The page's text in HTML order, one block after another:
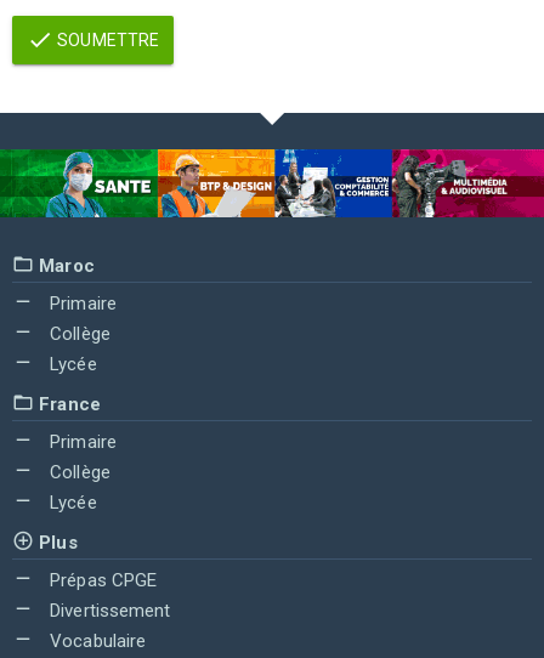
SOUMETTRE
Maroc
Primaire
Collège
Lycée
France
Primaire
Collège
Lycée
Plus
Prépas CPGE
Divertissement
Vocabulaire